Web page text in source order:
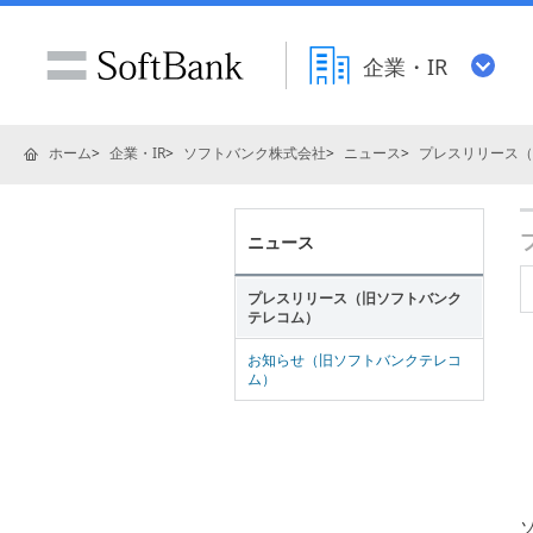
企業・IR
ホーム 企業・IR ソフトバンク株式会社 ニュース プレスリリース
ニュース
プレスリリース（旧ソフトバンク
テレコム）
お知らせ（旧ソフトバンクテレコ
ム）